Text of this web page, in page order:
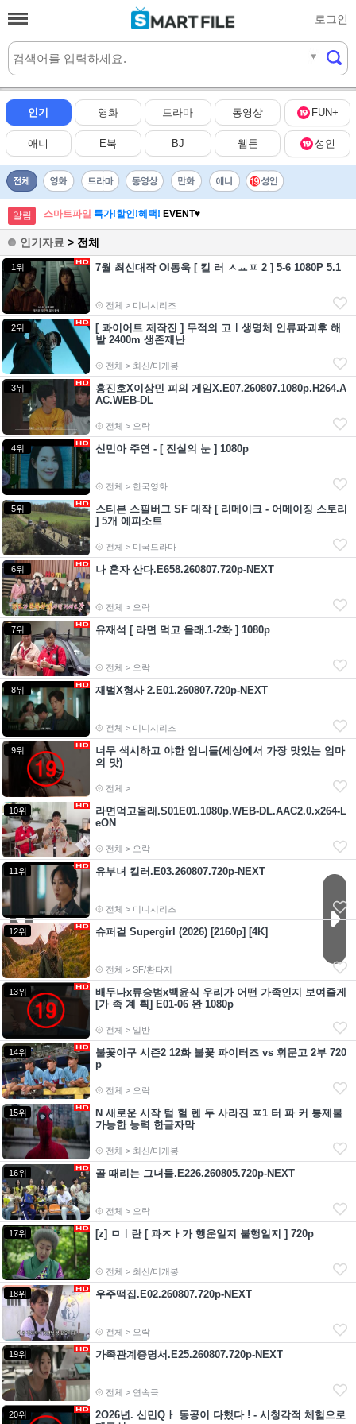
로그인
실시간HOT
인기 영화 드라마 동영상 FUN+
애니 E북 BJ 웹툰 성인
알림 스마트파일 특가!할인!혜택! EVENT♥
인기자료 > 전체
1위 7월 최신대작 Ol동욱 [ 킬 러 ㅅㅛㅍ 2 ] 5-6 1080P 5.1
전체 > 미니시리즈
2위
[ 콰이어트 제작진 ] 무적의 고ㅣ생명체 인류파괴후 해
발 2400m 생존재난
전체 > 최신/미개봉
3위
홍진호X이상민 피의 게임X.E07.260807.1080p.H264.A
AC.WEB-DL
전체 > 오락
4위 신민아 주연 - [ 진실의 눈 ] 1080p
전체 > 한국영화
5위
스티븐 스필버그 SF 대작 [ 리메이크 - 어메이징 스토리
] 5개 에피소트
전체 > 미국드라마
6위 나 혼자 산다.E658.260807.720p-NEXT
전체 > 오락
7위 유재석 [ 라면 먹고 올래.1-2화 ] 1080p
전체 > 오락
8위 재벌X형사 2.E01.260807.720p-NEXT
전체 > 미니시리즈
9위
너무 색시하고 야한 엄니들(세상에서 가장 맛있는 엄마
의 맛)
전체 >
10위
라면먹고올래.S01E01.1080p.WEB-DL.AAC2.0.x264-L
eON
전체 > 오락
11위 유부녀 킬러.E03.260807.720p-NEXT
전체 > 미니시리즈
12위 슈퍼걸 Supergirl (2026) [2160p] [4K]
전체 > SF/환타지
13위
배두나x류승범x백윤식 우리가 어떤 가족인지 보여줄게
[가 족 계 획] E01-06 완 1080p
전체 > 일반
14위
불꽃야구 시즌2 12화 불꽃 파이터즈 vs 휘문고 2부 720
p
전체 > 오락
15위
N 새로운 시작 텀 헐 렌 두 사라진 ㅍ1 터 파 커 통제불
가능한 능력 한글자막
전체 > 최신/미개봉
16위 골 때리는 그녀들.E226.260805.720p-NEXT
전체 > 오락
17위 [z] ㅁㅣ란 [ 과ㅈㅏ가 행운일지 불행일지 ] 720p
전체 > 최신/미개봉
18위 우주떡집.E02.260807.720p-NEXT
전체 > 오락
19위 가족관계증명서.E25.260807.720p-NEXT
전체 > 연속극
20위
2O26년. 신민Qㅏ 동공이 다했다 ! - 시청각적 체험으로